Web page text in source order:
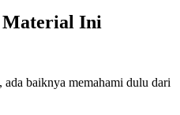
Material Ini
ada baiknya memahami dulu dari